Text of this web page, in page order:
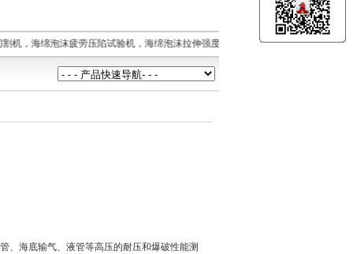
海绵泡沫疲劳压陷试验机，海绵泡沫拉伸强度试验机，摆锤式冲击试验
、海底输气、液管等高压的耐压和爆破性能测